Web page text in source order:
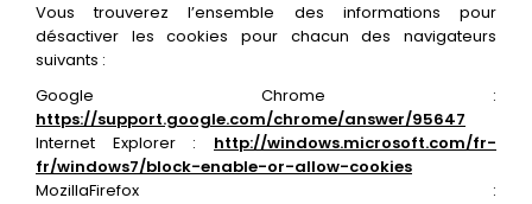
Vous trouverez l’ensemble des informations pour
désactiver les cookies pour chacun des navigateurs
suivants :
Google Chrome :
https://support.google.com/chrome/answer/95647
Internet Explorer : http://windows.microsoft.com/fr-
fr/windows7/block-enable-or-allow-cookies
MozillaFirefox :